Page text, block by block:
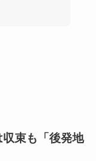
束も「後発地